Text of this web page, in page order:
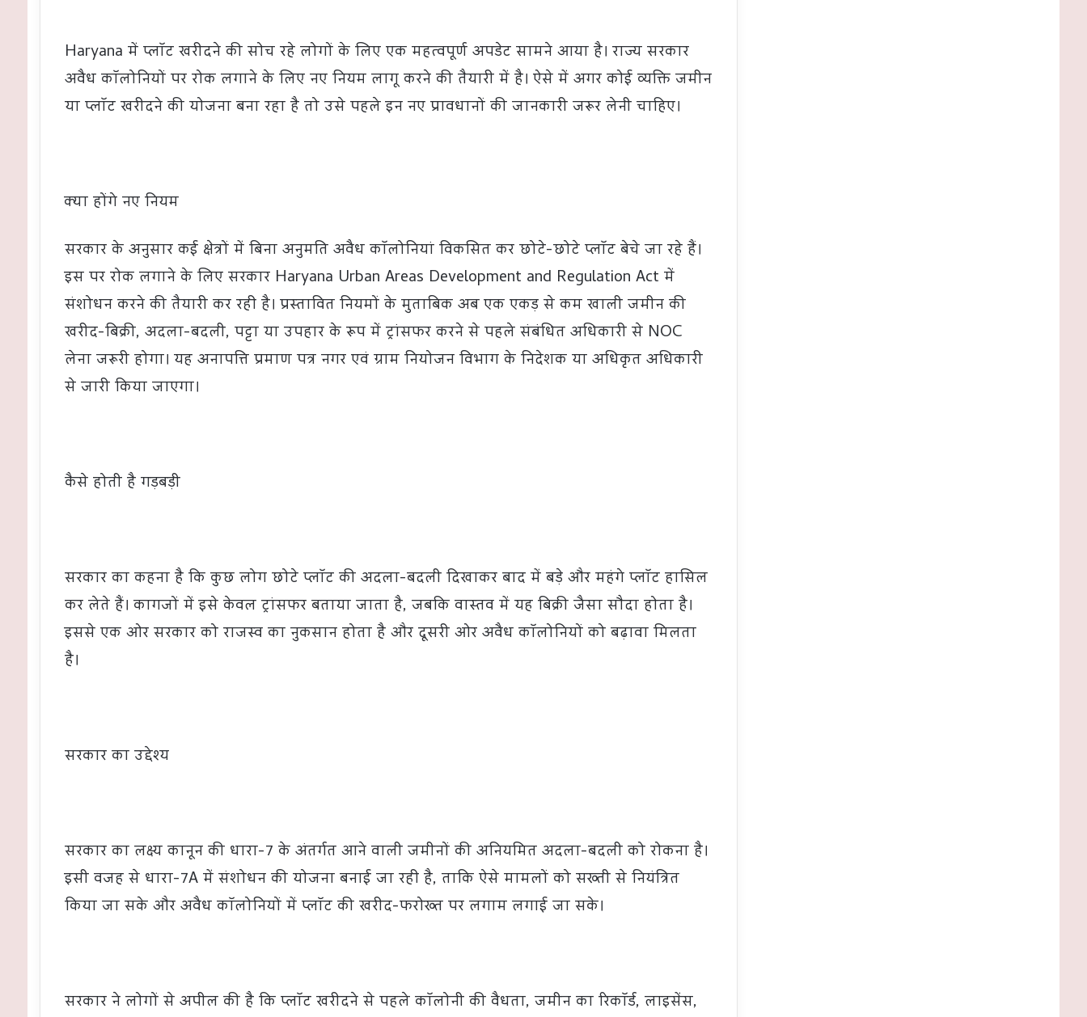
Haryana में प्लॉट खरीदने की सोच रहे लोगों के लिए एक महत्वपूर्ण अपडेट सामने आया है। राज्य सरकार
अवैध कॉलोनियों पर रोक लगाने के लिए नए नियम लागू करने की तैयारी में है। ऐसे में अगर कोई व्यक्ति जमीन
या प्लॉट खरीदने की योजना बना रहा है तो उसे पहले इन नए प्रावधानों की जानकारी जरूर लेनी चाहिए।
क्या होंगे नए नियम
सरकार के अनुसार कई क्षेत्रों में बिना अनुमति अवैध कॉलोनियां विकसित कर छोटे-छोटे प्लॉट बेचे जा रहे हैं।
इस पर रोक लगाने के लिए सरकार Haryana Urban Areas Development and Regulation Act में
संशोधन करने की तैयारी कर रही है। प्रस्तावित नियमों के मुताबिक अब एक एकड़ से कम खाली जमीन की
खरीद-बिक्री, अदला-बदली, पट्टा या उपहार के रूप में ट्रांसफर करने से पहले संबंधित अधिकारी से NOC
लेना जरूरी होगा। यह अनापत्ति प्रमाण पत्र नगर एवं ग्राम नियोजन विभाग के निदेशक या अधिकृत अधिकारी
से जारी किया जाएगा।
कैसे होती है गड़बड़ी
सरकार का कहना है कि कुछ लोग छोटे प्लॉट की अदला-बदली दिखाकर बाद में बड़े और महंगे प्लॉट हासिल
कर लेते हैं। कागजों में इसे केवल ट्रांसफर बताया जाता है, जबकि वास्तव में यह बिक्री जैसा सौदा होता है।
इससे एक ओर सरकार को राजस्व का नुकसान होता है और दूसरी ओर अवैध कॉलोनियों को बढ़ावा मिलता
है।
सरकार का उद्देश्य
सरकार का लक्ष्य कानून की धारा-7 के अंतर्गत आने वाली जमीनों की अनियमित अदला-बदली को रोकना है।
इसी वजह से धारा-7A में संशोधन की योजना बनाई जा रही है, ताकि ऐसे मामलों को सख्ती से नियंत्रित
किया जा सके और अवैध कॉलोनियों में प्लॉट की खरीद-फरोख्त पर लगाम लगाई जा सके।
सरकार ने लोगों से अपील की है कि प्लॉट खरीदने से पहले कॉलोनी की वैधता, जमीन का रिकॉर्ड, लाइसेंस,